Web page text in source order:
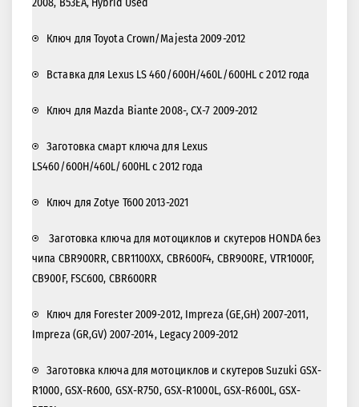
2008, B53EA, Hybrid Used
Ключ для Toyota Crown/Majesta 2009-2012
Вставка для Lexus LS 460/600H/460L/600HL с 2012 года
Ключ для Mazda Biante 2008-, CX-7 2009-2012
Заготовка смарт ключа для Lexus
LS460/600H/460L/600HL с 2012 года
Ключ для Zotye T600 2013-2021
Заготовка ключа для мотоциклов и скутеров HONDA без
чипа CBR900RR, CBR1100XX, CBR600F4, CBR900RE, VTR1000F,
CB900F, FSC600, CBR600RR
Ключ для Forester 2009-2012, Impreza (GE,GH) 2007-2011,
Impreza (GR,GV) 2007-2014, Legacy 2009-2012
Заготовка ключа для мотоциклов и скутеров Suzuki GSX-
R1000, GSX-R600, GSX-R750, GSX-R1000L, GSX-R600L, GSX-